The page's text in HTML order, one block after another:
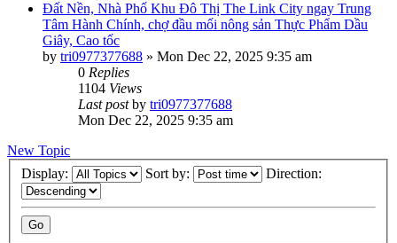
Đất Nền, Nhà Phố Khu Đô Thị The Link City ngay Trung
Tâm Hành Chính, chợ đầu mối nông sản Thực Phẩm Dầu
Giây, Cao tốc
by tri0977377688 » Mon Dec 22, 2025 9:35 am
0 Replies
1104 Views
Last postby tri0977377688
Mon Dec 22, 2025 9:35 am
New Topic
Display:
Sort by: Direction: